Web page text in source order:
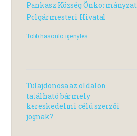
Pankasz Község Önkormányzat
Polgármesteri Hivatal
Több hasonló igénylés
Tulajdonosa az oldalon
található bármely
kereskedelmi célú szerzői
jognak?